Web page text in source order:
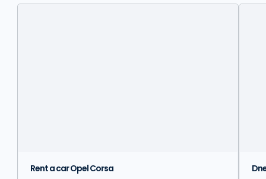
Rent a car Opel Corsa